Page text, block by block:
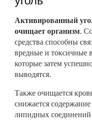
Активированный
очищает организм.
средства способны
вредные и токсичные
которые затем
выводятся.
Также очищается
снижается
липидных соединений